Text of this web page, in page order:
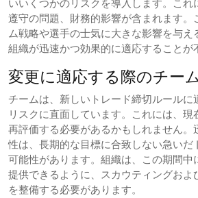
いいくつかのリスクを導入します。これ
遵守の問題、財務的影響が含まれます。
ム戦略や選手の士気に大きな影響を与え
組織が迅速かつ効果的に適応することが
変更に適応する際のチー
チームは、新しいトレード締切ルールに
リスクに直面しています。これには、
再評価する必要があるかもしれません。
性は、長期的な目標に合致しない急いだ
可能性があります。組織は、この期間中
提供できるように、スカウティングおよ
を整備する必要があります。